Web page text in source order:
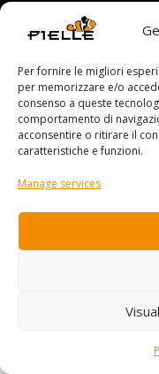
Per fornire le migliori
per memorizzare e/o
consenso a queste
comportamento di
acconsentire o ritirare il
caratteristiche e funzioni.
Manage services
Copyright Pielle -